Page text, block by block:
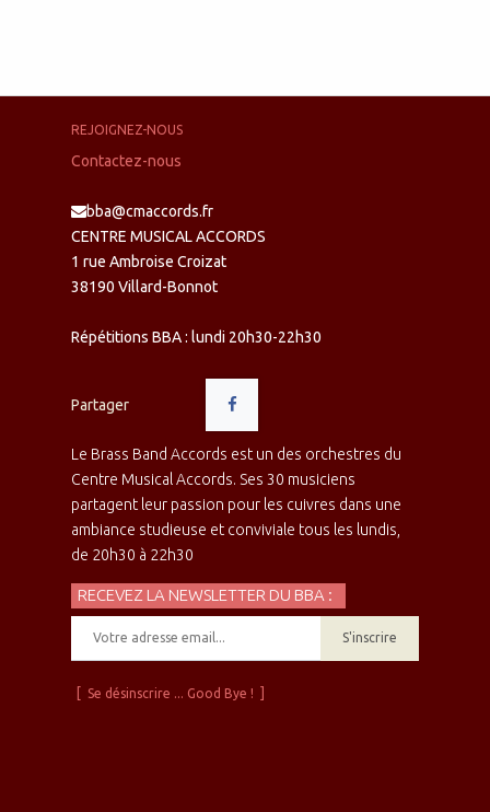
REJOIGNEZ-NOUS
Contactez-nous
bba@cmaccords.fr
CENTRE MUSICAL ACCORDS
1 rue Ambroise Croizat
38190 Villard-Bonnot
Répétitions BBA : lundi 20h30-22h30
Partager
Le Brass Band Accords est un des orchestres du
Centre Musical Accords. Ses 30 musiciens
partagent leur passion pour les cuivres dans une
ambiance studieuse et conviviale tous les lundis,
de 20h30 à 22h30
RECEVEZ LA NEWSLETTER DU BBA :
S'inscrire
[ Se désinscrire ... Good Bye ! ]